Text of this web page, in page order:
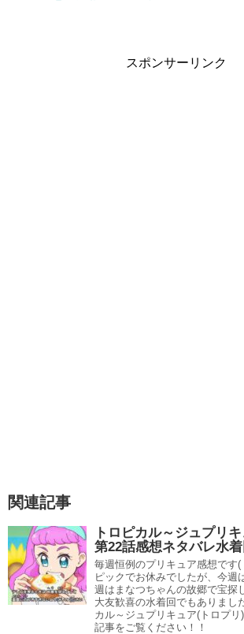
スポンサーリンク
関連記事
トロピカル～ジュプリ
第22話感想ネタバレ水
毎週恒例のプリキュア感想です
ピックでお休みでしたが、今週
週はまなつちゃんの故郷で宝探
大友歓喜の水着回でもありまし
カル～ジュプリキュア(トロプ
記事をご覧ください！！